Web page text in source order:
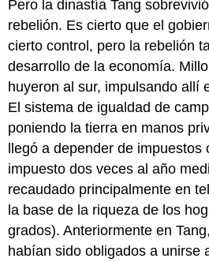
Pero la dinastía Tang
rebelión. Es cierto que el
cierto control, pero la rebelión
desarrollo de la economía.
huyeron al sur, impulsando allí
El sistema de igualdad de
poniendo la tierra en manos
llegó a depender de impuestos
impuesto dos veces al año
recaudado principalmente en
la base de la riqueza de los
grados). Anteriormente en
habían sido obligados a unirse